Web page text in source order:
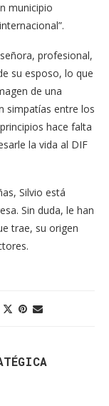
municipio
profesional,
su esposo, lo que
de una
simpatías entre los
hace falta
la vida al DIF
Silvio está
Sin duda, le han
trae, su origen